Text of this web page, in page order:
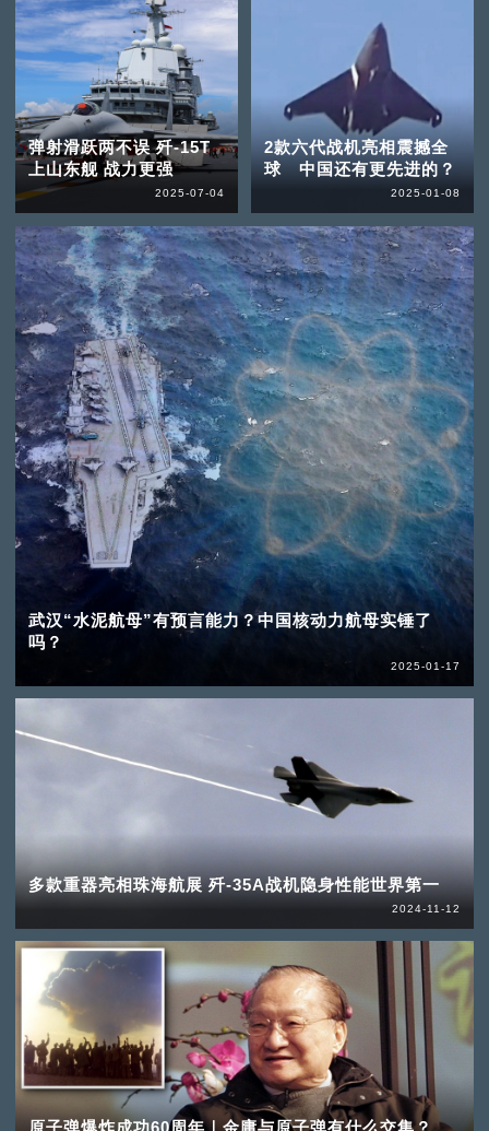
弹射滑跃两不误 歼-15T
上山东舰 战力更强
2025-07-04
武汉“水泥航母”有预言能力？中国核动力航母实锤了
吗？
2025-01-17
2款六代战机亮相震撼全
球 中国还有更先进的？
2025-01-08
多款重器亮相珠海航展 歼-35A战机隐身性能世界第一
2024-11-12
原子弹爆炸成功60周年｜金庸与原子弹有什么交集？